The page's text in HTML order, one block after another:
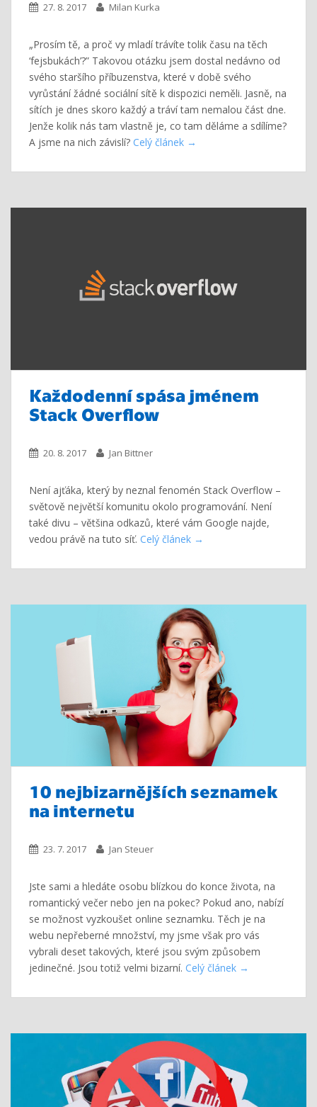
27. 8. 2017 Milan Kurka
„Prosím tě, a proč vy mladí trávíte tolik času na těch
‘fejsbukách’?” Takovou otázku jsem dostal nedávno od
svého staršího příbuzenstva, které v době svého
vyrůstání žádné sociální sítě k dispozici neměli. Jasně, na
sítích je dnes skoro každý a tráví tam nemalou část dne.
Jenže kolik nás tam vlastně je, co tam děláme a sdílíme?
A jsme na nich závislí? Celý článek
Každodenní spása jménem
Stack Overflow
20. 8. 2017 Jan Bittner
Není ajťáka, který by neznal fenomén Stack Overflow –
světově největší komunitu okolo programování. Není
také divu – většina odkazů, které vám Google najde,
vedou právě na tuto síť. Celý článek
10 nejbizarnějších seznamek
na internetu
23. 7. 2017 Jan Steuer
Jste sami a hledáte osobu blízkou do konce života, na
romantický večer nebo jen na pokec? Pokud ano, nabízí
se možnost vyzkoušet online seznamku. Těch je na
webu nepřeberné množství, my jsme však pro vás
vybrali deset takových, které jsou svým způsobem
jedinečné. Jsou totiž velmi bizarní. Celý článek